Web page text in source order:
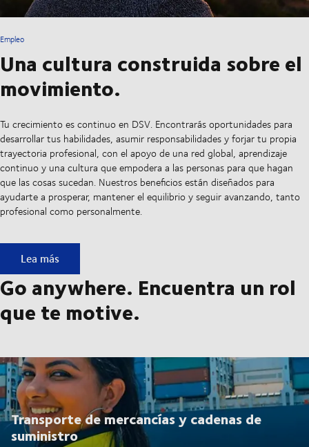
Empleo
Una cultura construida sobre el
movimiento.
Tu crecimiento es continuo en DSV. Encontrarás oportunidades para
desarrollar tus habilidades, asumir responsabilidades y forjar tu propia
trayectoria profesional, con el apoyo de una red global, aprendizaje
continuo y una cultura que empodera a las personas para que hagan
que las cosas sucedan. Nuestros beneficios están diseñados para
ayudarte a prosperar, mantener el equilibrio y seguir avanzando, tanto
profesional como personalmente.
Una cultura construida sobre el movimiento.
Lea más
Go anywhere. Encuentra un rol
que te motive.
Transporte de mercancías y cadenas de
suministro